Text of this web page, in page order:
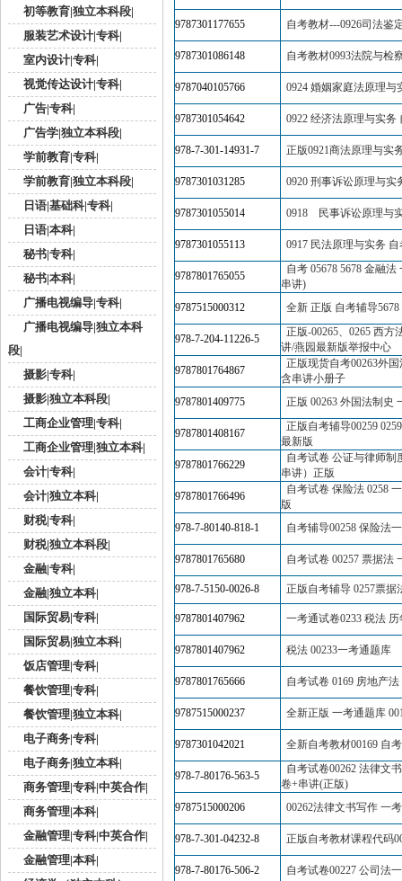
初等教育|独立本科段|
服装艺术设计|专科|
室内设计|专科|
视觉传达设计|专科|
广告|专科|
广告学|独立本科段|
学前教育|专科|
学前教育|独立本科段|
日语|基础科|专科|
日语|本科|
秘书|专科|
秘书|本科|
广播电视编导|专科|
广播电视编导|独立本科
段|
摄影|专科|
摄影|独立本科段|
工商企业管理|专科|
工商企业管理|独立本科|
会计|专科|
会计|独立本科|
财税|专科|
财税|独立本科段|
金融|专科|
金融|独立本科|
国际贸易|专科|
国际贸易|独立本科|
饭店管理|专科|
餐饮管理|专科|
餐饮管理|独立本科|
电子商务|专科|
电子商务|独立本科|
商务管理|专科|中英合作|
商务管理|本科|
金融管理|专科|中英合作|
金融管理|本科|
9787301177655 自考教材---0926司法鉴
9787301086148 自考教材0993法院与检
9787040105766 0924 婚姻家庭法原理
9787301054642 0922 经济法原理与实务
978-7-301-14931-7 正版0921商法原理与实
9787301031285 0920 刑事诉讼原理与实
9787301055014 0918 民事诉讼原理与
9787301055113 0917 民法原理与实务
9787801765055
自考 05678 5678 金融
串讲)
9787515000312
全新 正版 自考辅导
978-7-204-11226-5
正版-00265、0265 西
讲/燕园最新版举报中心
9787801764867
正版现货自考00263外
含串讲小册子
9787801409775
正版 00263 外国法制史
9787801408167
正版自考辅导00259
最新版
9787801766229
自考试卷 公证与律师制
串讲）正版
9787801766496
自考试卷 保险法 0258
版
978-7-80140-818-1
自考辅导00258 保险法
9787801765680 自考试卷 00257 票据法
978-7-5150-0026-8 正版自考辅导 0257票据
9787801407962 一考通试卷0233 税法
9787801407962 税法 00233一考通题库
9787801765666 自考试卷 0169 房地产
9787515000237 全新正版 一考通题库
9787301042021 全新自考教材00169 自
978-7-80176-563-5
自考试卷00262 法律文
卷+串讲(正版)
9787515000206
00262法律文书写作 一
978-7-301-04232-8 正版自考教材课程代码
978-7-80176-506-2 自考试卷00227 公司法